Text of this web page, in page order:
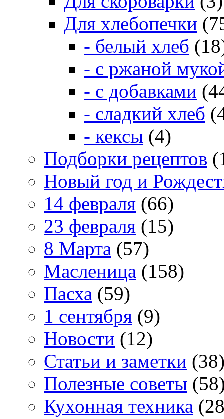
Для хлебопечки
- белый хлеб
- с ржаной
- с добавками
- сладкий хлеб
- кексы (4)
Подборки рецептов
Новый год и
14 февраля (66)
23 февраля (15)
8 Марта (57)
Масленица (158)
Пасха (59)
1 сентября (9)
Новости (12)
Статьи и заметки
Полезные советы
Кухонная техника